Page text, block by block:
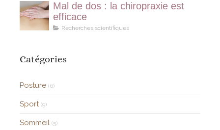
Mal de dos : la chiropraxie est
efficace
Recherches scientifiques
Catégories
Posture (6)
Sport (9)
Sommeil (5)